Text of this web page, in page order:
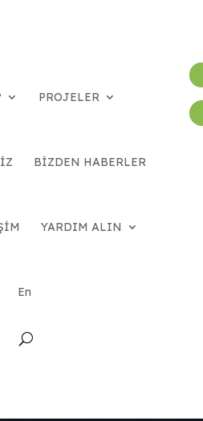
PROJELER
BİZDEN HABERLER
YARDIM ALIN
En